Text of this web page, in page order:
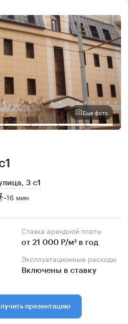
Еще фото
3 с1
~16 мин
Ставка арендной платы
от 21 000 Р/м² в год
Эксплуатационные расходы
Включены в ставку
презентацию